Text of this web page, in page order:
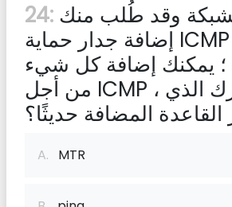
24:
إضافة جدار حماية ICMP الذي تم الحصول
؛ يمكنك إضافة كل شيء
من أجل ICMP ، ما هو الأمر المشترك الذي
المضافة حديثًا؟
A. MTR